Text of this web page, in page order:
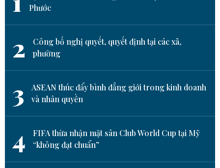
Phước
2
Công bố nghị quyết, quyết định tại các xã,
phường
3
ASEAN thúc đẩy bình đẳng giới trong kinh doanh
và nhân quyền
4
FIFA thừa nhận mặt sân Club World Cup tại Mỹ
“không đạt chuẩn”